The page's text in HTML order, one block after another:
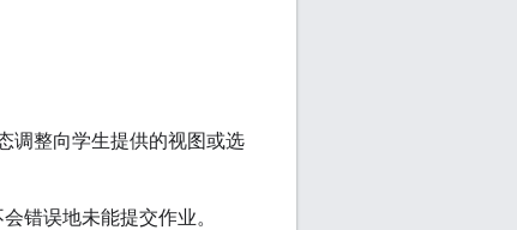
调整向学生提供的视图或选
错误地未能提交作业。